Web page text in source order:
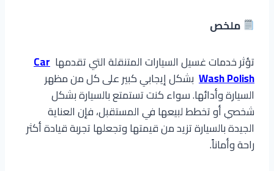
ملخص
تؤثر خدمات غسيل السيارات المتنقلة التي تقدمها Car
Wash Polish بشكل إيجابي كبير على كل من مظهر
السيارة وأدائها. سواء كنت تستمتع بالسيارة بشكل
شخصي أو تخطط لبيعها في المستقبل، فإن العناية
الجيدة بالسيارة تزيد من قيمتها وتجعلها تجربة قيادة أكثر
راحة وأماناً.